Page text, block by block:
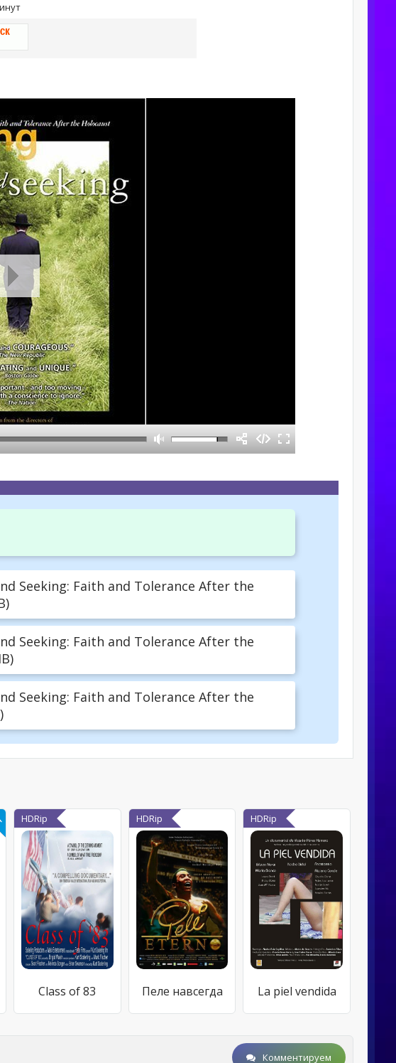
Seeking: Faith and Tolerance After the
Seeking: Faith and Tolerance After the
Seeking: Faith and Tolerance After the
HDRip
Class of 83
HDRip
Пеле навсегда
HDRip
La piel vendida
Комментируем